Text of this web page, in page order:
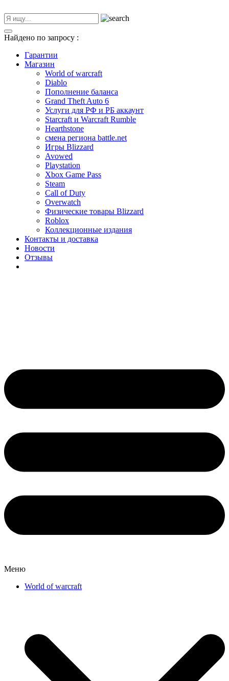
Найдено по запросу :
Гарантии
Магазин
World of warcraft
Diablo
Пополнение баланса
Grand Theft Auto 6
Услуги для РФ и РБ аккаунт
Starcraft и Warcraft Rumble
Hearthstone
смена региона battle.net
Игры Blizzard
Avowed
Playstation
Xbox Game Pass
Steam
Call of Duty
Overwatch
Физические товары Blizzard
Roblox
Коллекционные издания
Контакты и доставка
Новости
Отзывы
Меню
World of warcraft